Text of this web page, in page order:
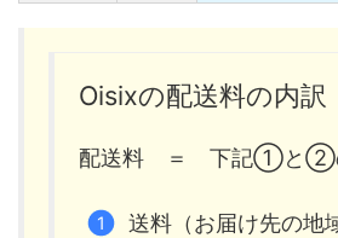
Oisixの配送料の内訳
配送料 ＝ 下記①と②
送料（お届け先の地